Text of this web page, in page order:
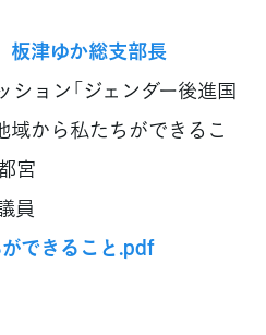
板津ゆか総支部長
ョン「ジェンダー後進国
域から私たちができるこ
宮
員
できること.pdf